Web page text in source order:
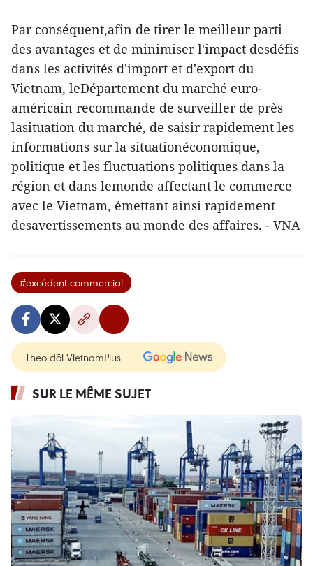
Par conséquent,afin de tirer le meilleur parti
des avantages et de minimiser l'impact desdéfis
dans les activités d'import et d'export du
Vietnam, leDépartement du marché euro-
américain recommande de surveiller de près
lasituation du marché, de saisir rapidement les
informations sur la situationéconomique,
politique et les fluctuations politiques dans la
région et dans lemonde affectant le commerce
avec le Vietnam, émettant ainsi rapidement
desavertissements au monde des affaires. - VNA
#excédent commercial
Theo dõi VietnamPlus
SUR LE MÊME SUJET